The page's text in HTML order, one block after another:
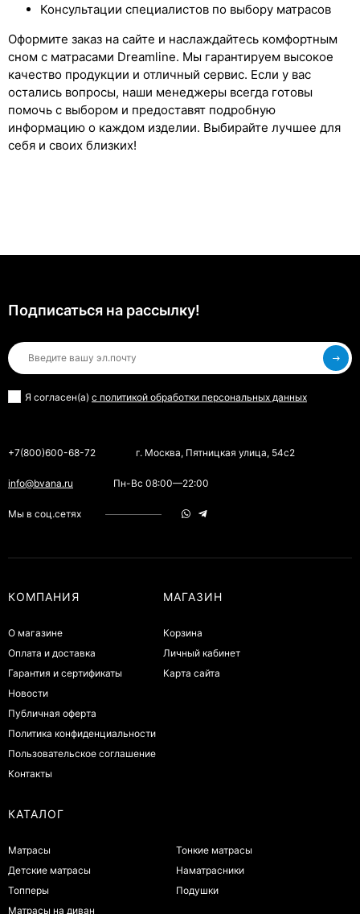
Консультации специалистов по выбору матрасов
Оформите заказ на сайте и наслаждайтесь комфортным
сном с матрасами Dreamline. Мы гарантируем высокое
качество продукции и отличный сервис. Если у вас
остались вопросы, наши менеджеры всегда готовы
помочь с выбором и предоставят подробную
информацию о каждом изделии. Выбирайте лучшее для
себя и своих близких!
Подписаться на рассылкy!
Я согласен(a) с политикой обработки персональных данных
+7(800)600-68-72 г. Москва, Пятницкая улица, 54с2
info@bvana.ru Пн-Вс 08:00—22:00
Мы в соц.сетях
КОМПАНИЯ
О магазине
Оплата и доставка
Гарантия и сертификаты
Новости
Публичная оферта
Политика конфиденциальности
Пользовательское соглашение
Контакты
МАГАЗИН
Корзина
Личный кабинет
Карта сайта
КАТАЛОГ
Матрасы
Детские матрасы
Топперы
Матрасы на диван
Тонкие матрасы
Наматрасники
Подушки